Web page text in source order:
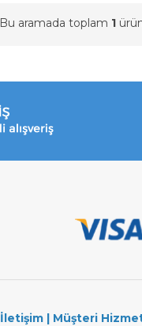
Bu aramada toplam 1
İletişim | Müşteri